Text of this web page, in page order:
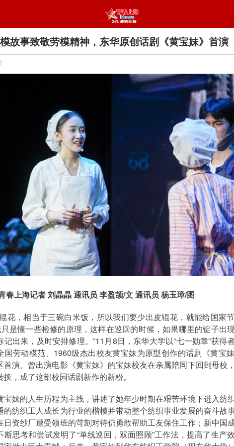
故事致敬劳模精神，东华原创话剧《黄宝妹》首演
春上海记者 刘晶晶 通讯员 李盈颉/文 通讯员 杨玉璋/图
花，相当于三碗白米饭，所以我们要少出皮辊花，就能给国家
只是懂一些检修的原理，这样在巡回的时候，如果哪里的锭子出
记出来，及时安排修理。”11月8日，东华大学以“七一勋章”获得
国劳动模范、1960级杰出校友黄宝妹为原型创作的话剧《黄宝
首演。曾出演电影《黄宝妹》的宝妹校友在亲属陪同下回到母校
换，成了这部校园话剧新作的新粉。
宝妹的人生历程为主线，讲述了她年少时期在艰苦环境下进入纺
的纺织工人成长为行业的楷模并带动整个纺织事业发展的奋斗故
日资纱厂遭受领班的苛刻对待仍勇敢帮助工友保住工作；新中国
断思考和尝试发明了“单线巡回，双面照顾”工作法，提高了生产